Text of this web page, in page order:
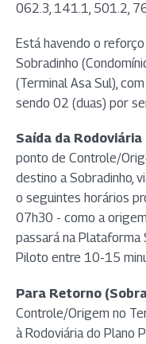
062.3, 141.1, 501.2,
Está havendo o
Sobradinho
(Terminal Asa Sul),
sendo 02 (duas) por
Saída da
ponto de Controle/
destino a Sobradinho,
o seguintes horários
07h30 - como a
passará na Plataforma
Piloto entre 10-15
Para Retorno
Controle/Origem no
à Rodoviária do Plano